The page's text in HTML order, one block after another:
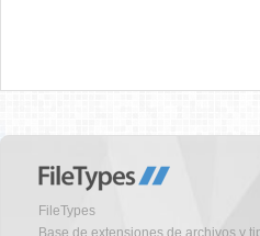
FileTypes
Base de extensiones de archivos y